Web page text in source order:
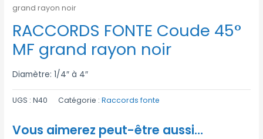
grand rayon noir
RACCORDS FONTE Coude 45°
MF grand rayon noir
Diamètre: 1/4″ à 4″
UGS :N40 Catégorie :Raccords fonte
Vous aimerez peut-être aussi…